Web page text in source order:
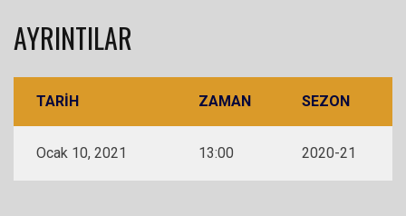
AYRINTILAR
TARIH ZAMAN SEZON
Ocak 10, 2021 13:00 2020-21